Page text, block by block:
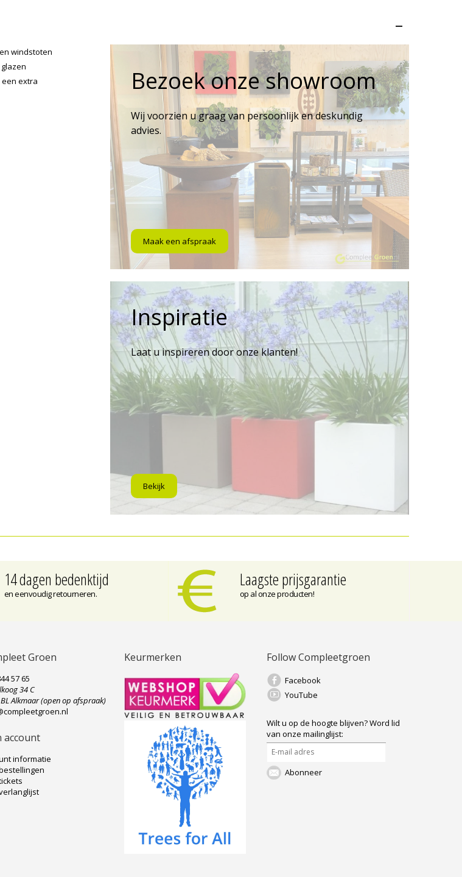
–
windstoten
extra
Bezoek onze showroom
Wij voorzien u graag van persoonlijk en deskundig
advies.
Maak een afspraak
Inspiratie
Laat u inspireren door onze klanten!
Bekijk
14 dagen bedenktijd
en eenvoudig retourneren.
Laagste prijsgarantie
op al onze producten!
Groen
57 65
34 C
Alkmaar (open op afspraak)
account
informatie
Keurmerken Follow Compleetgroen
Facebook
YouTube
Wilt u op de hoogte blijven?Word lid
van onze mailinglijst:
Abonneer